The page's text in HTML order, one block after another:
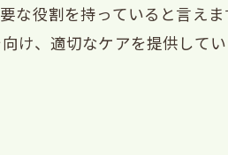
な役割を持っていると言え
、適切なケアを提供してい